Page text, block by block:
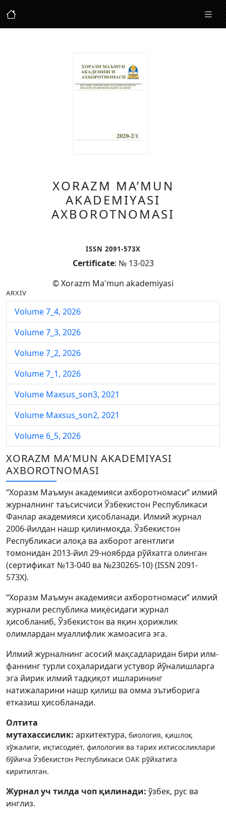
XORAZM MA’MUN
AKADEMIYASI
AXBOROTNOMASI
ISSN 2091-573X
Certificate: № 13-023
© Xorazm Ma'mun akademiyasi
ARXIV
Volume 7_4, 2026
Volume 7_3, 2026
Volume 7_2, 2026
Volume 7_1, 2026
Volume Maxsus_son3, 2021
Volume Maxsus_son2, 2021
Volume 6_5, 2026
Volume 6_4, 2026
Volume 6_3, 2026
Volume 6_2, 2026
Volume 6_1, 2026
Volume MAXSUS_SON, 2022
Volume 3_2, 2020
Volume 3_1, 2020
Volume 3_2, 2026
Volume 5_5, 2026
Volume 5_3, 2026
Volume 5_2, 2026
Volume 5_1, 2026
Volume 4_5, 2026
Volume 4_4, 2026
Volume 4_2, 2026
Volume 4_1, 2026
XORAZM MA’MUN AKADEMIYASI
AXBOROTNOMASI
“Хоразм Маъмун академияси ахборотномаси” илмий
журналнинг таъсисчиси Ўзбекистон Республикаси
Фанлар академияси ҳисобланади. Илмий журнал
2006-йилдан нашр қилинмоқда. Ўзбекистон
Республикаси алоқа ва ахборот агентлиги
томонидан 2013-йил 29-ноябрда рўйхатга олинган
(сертификат №13-040 ва №230265-10) (ISSN 2091-
573Х).
“Хоразм Маъмун академияси ахборотномаси” илмий
журнали республика миқёсидаги журнал
ҳисобланиб, Ўзбекистон ва яқин ҳорижлик
олимлардан муаллифлик жамоасига эга.
Илмий журналнинг асосий мақсадларидан бири илм-
фаннинг турли соҳаларидаги устувор йўналишларга
эга йирик илмий тадқиқот ишларининг
натижаларини нашр қилиш ва омма эътиборига
етказиш ҳисобланади.
Олтита
мутахассислик: архитектура, биология, қишлоқ
хўжалиги, иқтисодиёт, филология ва тарих ихтисосликлари
бўйича Ўзбекистон Республикаси ОАК рўйхатига
киритилган.
Журнал уч тилда чоп қилинади: ўзбек, рус ва
инглиз.